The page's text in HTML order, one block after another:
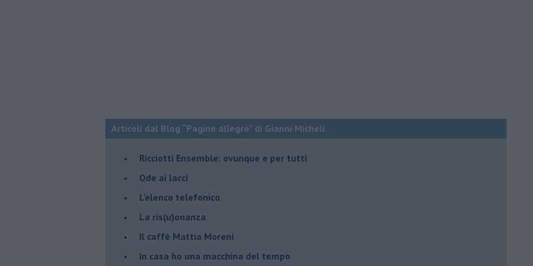
Articoli dal Blog “Pagine allegre” di Gianni Micheli
​Ricciotti Ensemble: ovunque e per tutti
Ode ai lacci
​L’elenco telefonico
​La ris(u)onanza
​Il caffè Mattia Moreni
​In casa ho una macchina del tempo